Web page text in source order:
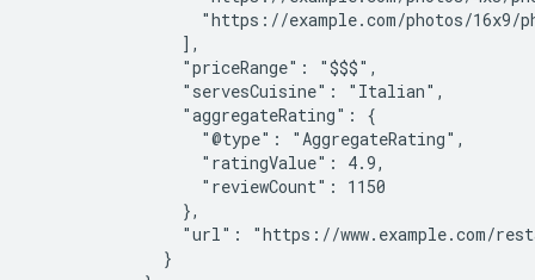
"https://example.com/photos/16x9/
                ],
                "priceRange": "$$$",
                "servesCuisine": "Italian",
                "aggregateRating": {
                  "@type": "AggregateRating",
                  "ratingValue": 4.9,
                  "reviewCount": 1150
                },
"url": "https://www.example.com/
              }